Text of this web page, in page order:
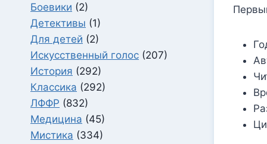
Боевики (2)
Детективы (1)
Для детей (2)
Искусственный голос (207)
История (292)
Классика (292)
ЛФФР (832)
Медицина (45)
Мистика (334)